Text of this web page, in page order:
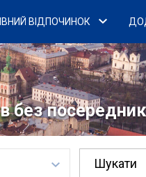
ВІДПОЧИНОК
без